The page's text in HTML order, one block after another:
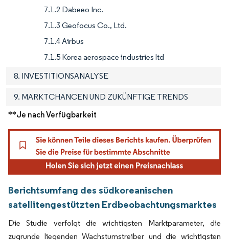
7.1.2 Dabeeo Inc.
7.1.3 Geofocus Co., Ltd.
7.1.4 Airbus
7.1.5 Korea aerospace industries ltd
8. INVESTITIONSANALYSE
9. MARKTCHANCEN UND ZUKÜNFTIGE TRENDS
**Je nach Verfügbarkeit
Berichtsumfang des südkoreanischen
satellitengestützten Erdbeobachtungsmarktes
Die Studie verfolgt die wichtigsten Marktparameter, die
zugrunde liegenden Wachstumstreiber und die wichtigsten